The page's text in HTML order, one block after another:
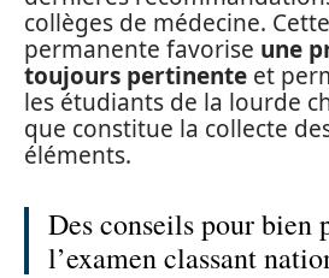
collèges de médecine.
permanente favorise une
toujours pertinente et
les étudiants de la lourde
que constitue la collecte
éléments.
Des conseils pour bien
l’examen classant